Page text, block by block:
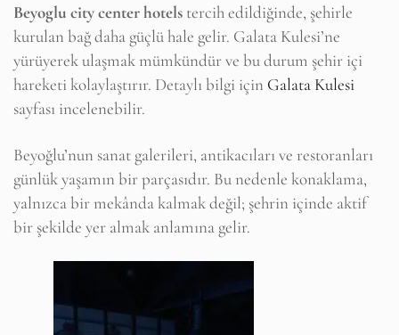
Beyoglu city center hotels tercih edildiğinde, şehirle
kurulan bağ daha güçlü hale gelir. Galata Kulesi’ne
yürüyerek ulaşmak mümkündür ve bu durum şehir içi
hareketi kolaylaştırır. Detaylı bilgi için Galata Kulesi
sayfası incelenebilir.
Beyoğlu’nun sanat galerileri, antikacıları ve restoranları
günlük yaşamın bir parçasıdır. Bu nedenle konaklama,
yalnızca bir mekânda kalmak değil; şehrin içinde aktif
bir şekilde yer almak anlamına gelir.